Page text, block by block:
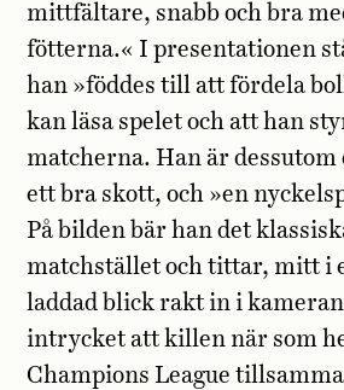
mittfältare, snabb och bra
fötterna.« I presentationen
han »föddes till att fördela
kan läsa spelet och att han
matcherna. Han är dessutom
ett bra skott, och »en
På bilden bär han det
matchstället och tittar, mitt i
laddad blick rakt in i
intrycket att killen när som
Champions League